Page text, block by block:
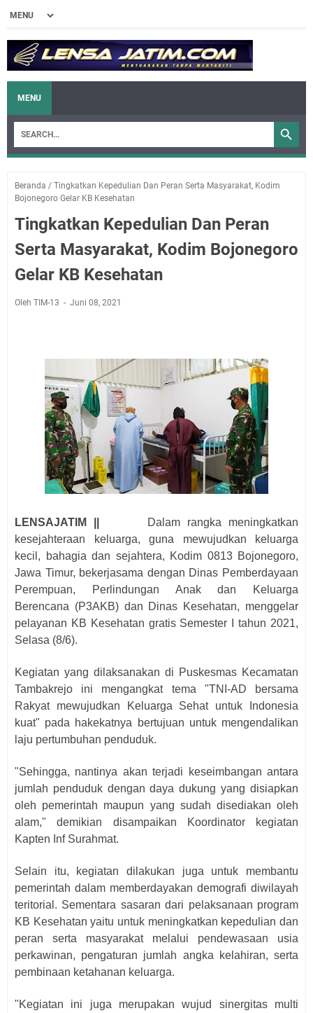
MENU
Beranda / Tingkatkan Kepedulian Dan Peran Serta Masyarakat, Kodim
Bojonegoro Gelar KB Kesehatan
Tingkatkan Kepedulian Dan Peran
Serta Masyarakat, Kodim Bojonegoro
Gelar KB Kesehatan
Oleh TIM-13 Juni 08, 2021
LENSAJATIM ||
Dalam rangka meningkatkan
kesejahteraan keluarga, guna mewujudkan keluarga
kecil, bahagia dan sejahtera, Kodim 0813 Bojonegoro,
Jawa Timur, bekerjasama dengan Dinas Pemberdayaan
Perempuan, Perlindungan Anak dan Keluarga
Berencana (P3AKB) dan Dinas Kesehatan, menggelar
pelayanan KB Kesehatan gratis Semester I tahun 2021,
Selasa (8/6).
Kegiatan yang dilaksanakan di Puskesmas Kecamatan
Tambakrejo ini mengangkat tema "TNI-AD bersama
Rakyat mewujudkan Keluarga Sehat untuk Indonesia
kuat" pada hakekatnya bertujuan untuk mengendalikan
laju pertumbuhan penduduk.
"Sehingga, nantinya akan terjadi keseimbangan antara
jumlah penduduk dengan daya dukung yang disiapkan
oleh pemerintah maupun yang sudah disediakan oleh
alam," demikian disampaikan Koordinator kegiatan
Kapten Inf Surahmat.
Selain itu, kegiatan dilakukan juga untuk membantu
pemerintah dalam memberdayakan demografi diwilayah
teritorial. Sementara sasaran dari pelaksanaan program
KB Kesehatan yaitu untuk meningkatkan kepedulian dan
peran serta masyarakat melalui pendewasaan usia
perkawinan, pengaturan jumlah angka kelahiran, serta
pembinaan ketahanan keluarga.
"Kegiatan ini juga merupakan wujud sinergitas multi